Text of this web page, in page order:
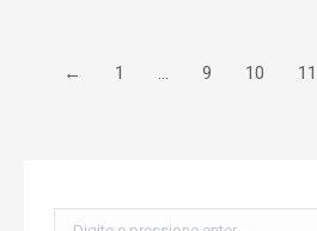
← 1 … 9 10 11